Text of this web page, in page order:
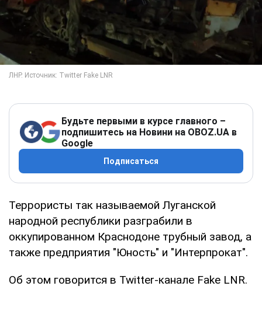
Будьте первыми в курсе главного –
подпишитесь на Новини на OBOZ.UA в
Google
Подписаться
Террористы так называемой Луганской
народной республики разграбили в
оккупированном Краснодоне трубный завод, а
также предприятия "Юность" и "Интерпрокат".
Об этом говорится в Twitter-канале Fake LNR.